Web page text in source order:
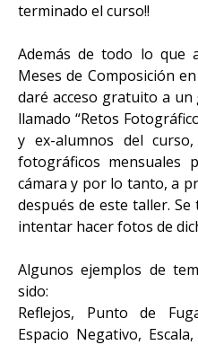
terminado el curso!!
Además de todo lo que
Meses de Composición
daré acceso gratuito a
llamado “Retos
y ex-alumnos del
fotográficos mensuales
cámara y por lo tanto, a
después de este taller.
intentar hacer fotos de
Algunos ejemplos de
sido:
Reflejos, Punto de
Espacio Negativo,